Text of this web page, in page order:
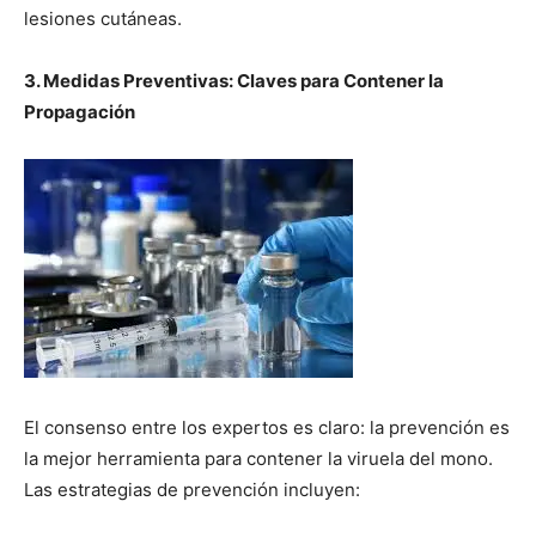
lesiones cutáneas.
3. Medidas Preventivas: Claves para Contener la
Propagación
El consenso entre los expertos es claro: la prevención es
la mejor herramienta para contener la viruela del mono.
Las estrategias de prevención incluyen: